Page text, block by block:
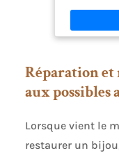
encore.
ARGENT -
réapparition,
renouvelable.
délicat pour
pierres
fantaisie.
Réparation
aux
Lorsque vient le
restaurer un